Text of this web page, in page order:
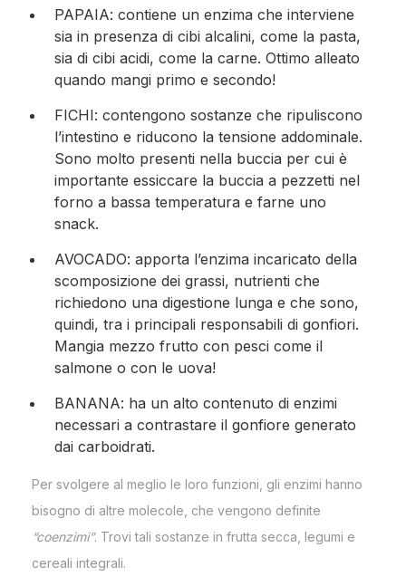
PAPAIA: contiene un enzima che interviene
sia in presenza di cibi alcalini, come la pasta,
sia di cibi acidi, come la carne. Ottimo alleato
quando mangi primo e secondo!
FICHI: contengono sostanze che ripuliscono
l’intestino e riducono la tensione addominale.
Sono molto presenti nella buccia per cui è
importante essiccare la buccia a pezzetti nel
forno a bassa temperatura e farne uno
snack.
AVOCADO: apporta l’enzima incaricato della
scomposizione dei grassi, nutrienti che
richiedono una digestione lunga e che sono,
quindi, tra i principali responsabili di gonfiori.
Mangia mezzo frutto con pesci come il
salmone o con le uova!
BANANA: ha un alto contenuto di enzimi
necessari a contrastare il gonfiore generato
dai carboidrati.
Per svolgere al meglio le loro funzioni, gli enzimi hanno
bisogno di altre molecole, che vengono definite
“coenzimi”. Trovi tali sostanze in frutta secca, legumi e
cereali integrali.